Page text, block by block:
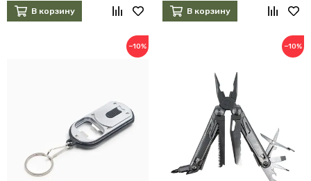
В корзину В корзину
−10% −10%